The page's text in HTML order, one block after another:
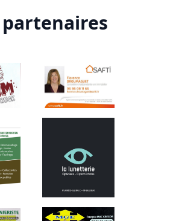
partenaires